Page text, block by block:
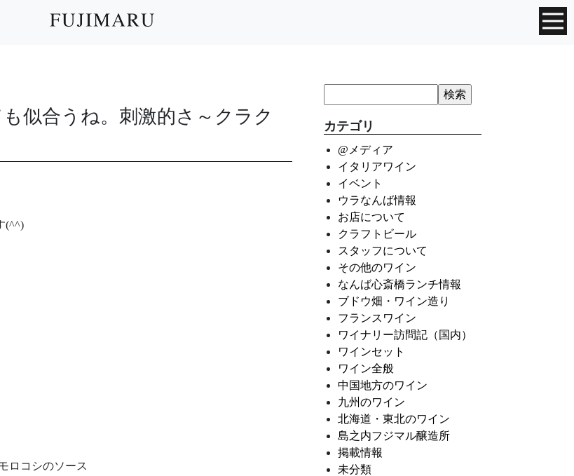
似合うね。刺激的さ～クラク
(^^)
ロコシのソース
カテゴリ
@メディア
イタリアワイン
イベント
ウラなんば情報
お店について
クラフトビール
スタッフについて
その他のワイン
なんば心斎橋ランチ情報
ブドウ畑・ワイン造り
フランスワイン
ワイナリー訪問記（国内）
ワインセット
ワイン全般
中国地方のワイン
九州のワイン
北海道・東北のワイン
島之内フジマル醸造所
掲載情報
未分類